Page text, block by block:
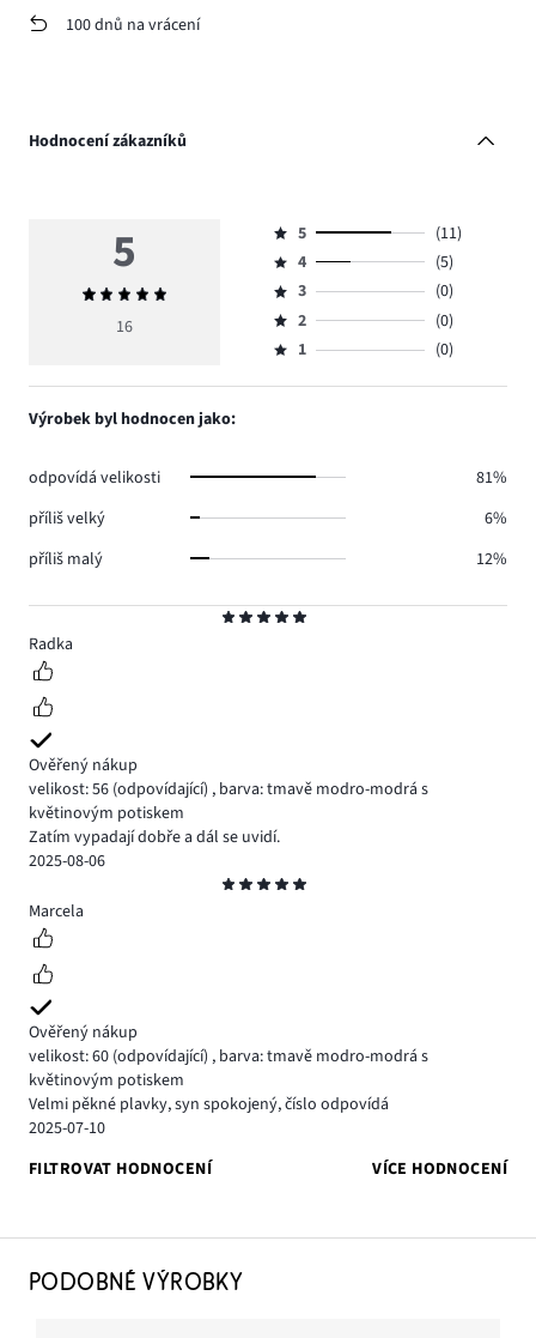
100 dnů na vrácení
Hodnocení zákazníků
5
Radka
Ověřený nákup
velikost: 56 (odpovídající) , barva: tmavě modro-modrá s
květinovým potiskem
Zatím vypadají dobře a dál se uvidí.
2025-08-06
5
Marcela
Ověřený nákup
velikost: 60 (odpovídající) , barva: tmavě modro-modrá s
květinovým potiskem
Velmi pěkné plavky, syn spokojený, číslo odpovídá
2025-07-10
FILTROVAT HODNOCENÍ
VÍCE HODNOCENÍ
5
Průměrné
hodnocení
16
Hodnocení
5,
počet
hlasů
11.
5
(11)
Hodnocení
4,
počet
hlasů
4
(5)
Hodnocení
3,
počet
3
(0)
Hodnocení
2,
2
(0)
Hodnocení
1,
1 (0)
Výrobek byl hodnocen jako:
odpovídá velikosti
81%
příliš velký
6%
příliš malý
12%
PODOBNÉ VÝROBKY